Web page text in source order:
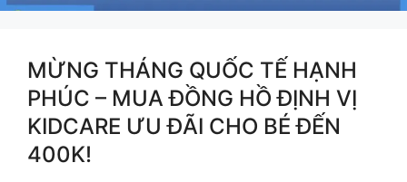
MỪNG THÁNG QUỐC TẾ HẠNH
PHÚC – MUA ĐỒNG HỒ ĐỊNH VỊ
KIDCARE ƯU ĐÃI CHO BÉ ĐẾN
400K!